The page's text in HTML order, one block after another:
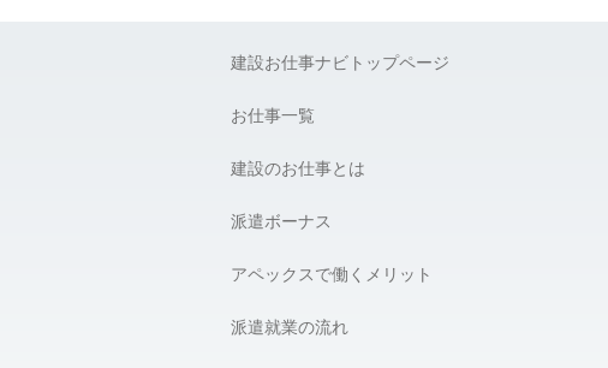
G) 個人情報の開示請求について：
貴殿には、貴殿の個人情報の利用目的の通知
の開示を要求する権利があります。必要な場
【個人情報問合せ窓口】
〒163-1305 東京都新宿区西新宿6-5-1 新宿ア
Phone：03-4500-4612（平日9:00 〜 18:00
個人情報問合せ窓口責任者 株式会社 アペッ
＿＿＿＿＿＿＿＿＿＿＿＿＿＿＿＿
建設お仕事ナビトップページ
お仕事一覧
建設のお仕事とは
派遣ボーナス
アペックスで働くメリット
派遣就業の流れ